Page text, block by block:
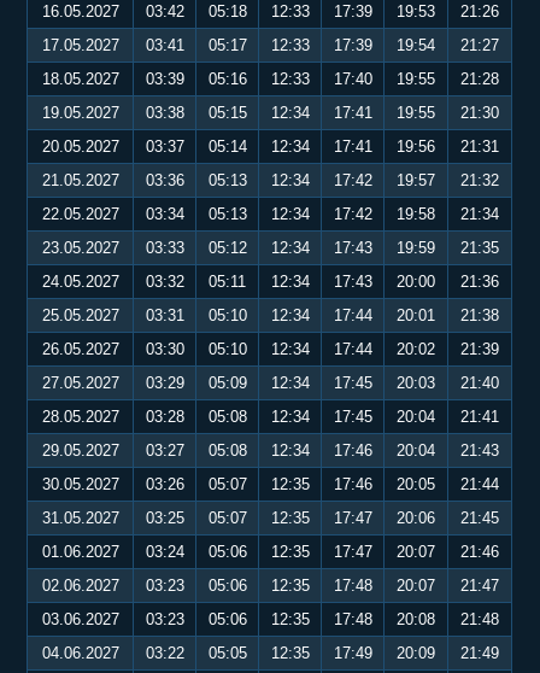
16.05.2027
03:42 05:18 12:33 17:39 19:53
21:26
17.05.2027
03:41 05:17 12:33 17:39 19:54
21:27
18.05.2027
03:39 05:16 12:33 17:40 19:55
21:28
19.05.2027
03:38 05:15 12:34 17:41 19:55
21:30
20.05.2027
03:37 05:14 12:34 17:41 19:56
21:31
21.05.2027
03:36 05:13 12:34 17:42 19:57
21:32
22.05.2027
03:34 05:13 12:34 17:42 19:58
21:34
23.05.2027
03:33 05:12 12:34 17:43 19:59
21:35
24.05.2027
03:32 05:11 12:34 17:43 20:00
21:36
25.05.2027
03:31 05:10 12:34 17:44 20:01
21:38
26.05.2027
03:30 05:10 12:34 17:44 20:02
21:39
27.05.2027
03:29 05:09 12:34 17:45 20:03
21:40
28.05.2027
03:28 05:08 12:34 17:45 20:04
21:41
29.05.2027
03:27 05:08 12:34 17:46 20:04
21:43
30.05.2027
03:26 05:07 12:35 17:46 20:05
21:44
31.05.2027
03:25 05:07 12:35 17:47 20:06
21:45
01.06.2027
03:24 05:06 12:35 17:47 20:07
21:46
02.06.2027
03:23 05:06 12:35 17:48 20:07
21:47
03.06.2027
03:23 05:06 12:35 17:48 20:08
21:48
04.06.2027
03:22 05:05 12:35 17:49 20:09
21:49